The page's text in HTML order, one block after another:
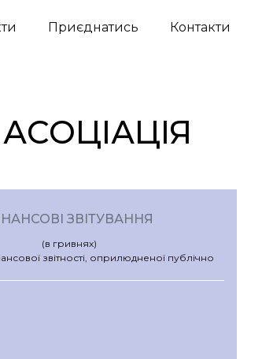
Приєднатись Контакти
ЗВІТУВАННЯ
(в гривнях)
звітності, оприлюдненої публічно